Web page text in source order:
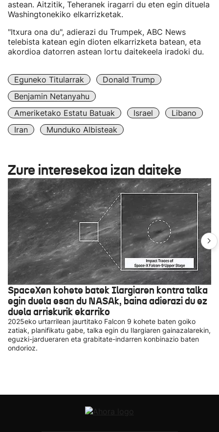
astean. Aitzitik, Teheranek iragarri du eten egin dituela
Washingtonekiko elkarrizketak.
"Itxura ona du", adierazi du Trumpek, ABC News
telebista katean egin dioten elkarrizketa batean, eta
akordioa datorren astean lortu daitekeela iradoki du.
Eguneko Titularrak
Donald Trump
Benjamin Netanyahu
Ameriketako Estatu Batuak
Israel
Libano
Iran
Munduko Albisteak
Zure interesekoa izan daiteke
SpaceXen kohete batek Ilargiaren kontra talka
egin duela esan du NASAk, baina adierazi du ez
duela arriskurik ekarriko
2025eko urtarrilean jaurtitako Falcon 9 kohete baten goiko
zatiak, planifikatu gabe, talka egin du Ilargiaren gainazalarekin,
eguzki-jardueraren eta grabitate-indarren konbinazio baten
ondorioz.